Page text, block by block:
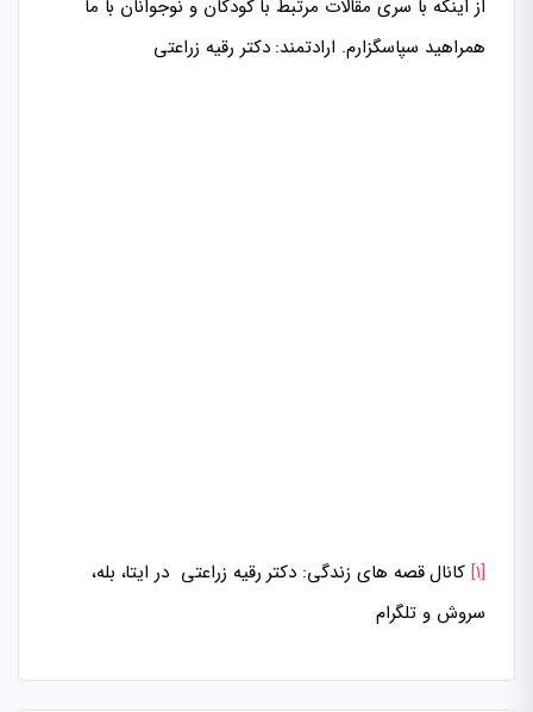
از اینکه با سری مقالات مرتبط با کودکان و نوجوانان با ما
همراهید سپاسگزارم. ارادتمند: دکتر رقیه زراعتی
[۱] کانال قصه های زندگی: دکتر رقیه زراعتی در ایتا، بله،
سروش و تلگرام